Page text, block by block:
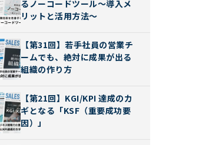
るノーコードツール～導入メ
リットと活用方法～
【第31回】若手社員の営業チ
ームでも、絶対に成果が出る
組織の作り方
【第21回】KGI/KPI 達成のカ
ギとなる「KSF（重要成功要
因）」